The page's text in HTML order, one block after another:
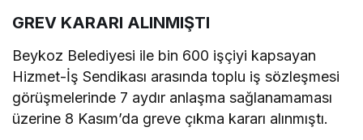
GREV KARARI ALINMIŞTI
Beykoz Belediyesi ile bin 600 işçiyi kapsayan
Hizmet-İş Sendikası arasında toplu iş sözleşmesi
görüşmelerinde 7 aydır anlaşma sağlanamaması
üzerine 8 Kasım’da greve çıkma kararı alınmıştı.